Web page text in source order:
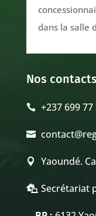
dans la salle
Nos contacts
 +237 699 77

 Yaoundé.
 Secrétariat